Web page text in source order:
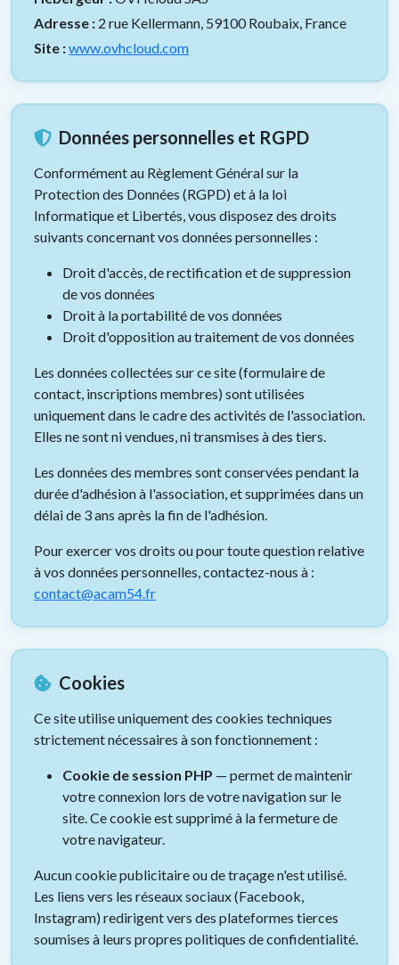
Adresse : 2 rue Kellermann, 59100 Roubaix, France
Site :www.ovhcloud.com
Données personnelles et RGPD
Conformément au Règlement Général sur la
Protection des Données (RGPD) et à la loi
Informatique et Libertés, vous disposez des droits
suivants concernant vos données personnelles :
Droit d'accès, de rectification et de suppression
de vos données
Droit à la portabilité de vos données
Droit d'opposition au traitement de vos données
Les données collectées sur ce site (formulaire de
contact, inscriptions membres) sont utilisées
uniquement dans le cadre des activités de l'association.
Elles ne sont ni vendues, ni transmises à des tiers.
Les données des membres sont conservées pendant la
durée d'adhésion à l'association, et supprimées dans un
délai de 3 ans après la fin de l'adhésion.
Pour exercer vos droits ou pour toute question relative
à vos données personnelles, contactez-nous à :
contact@acam54.fr
Cookies
Ce site utilise uniquement des cookies techniques
strictement nécessaires à son fonctionnement :
Cookie de session PHP — permet de maintenir
votre connexion lors de votre navigation sur le
site. Ce cookie est supprimé à la fermeture de
votre navigateur.
Aucun cookie publicitaire ou de traçage n'est utilisé.
Les liens vers les réseaux sociaux (Facebook,
Instagram) redirigent vers des plateformes tierces
soumises à leurs propres politiques de confidentialité.